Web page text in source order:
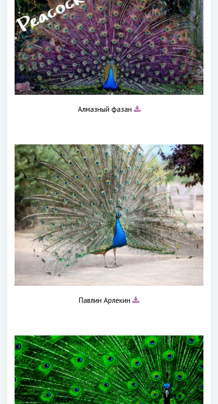
Алмазный фазан
Павлин Арлекин